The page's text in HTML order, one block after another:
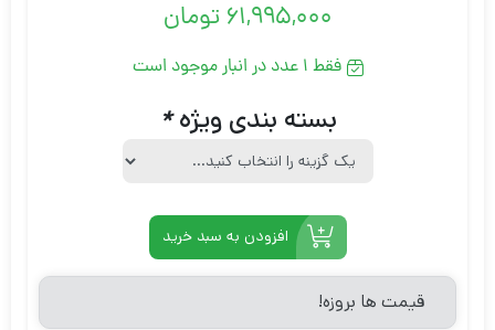
61,995,000 تومان
فقط 1 عدد در انبار موجود است
بسته بندی ویژه*
افزودن به سبد خرید
قیمت ها بروزه!